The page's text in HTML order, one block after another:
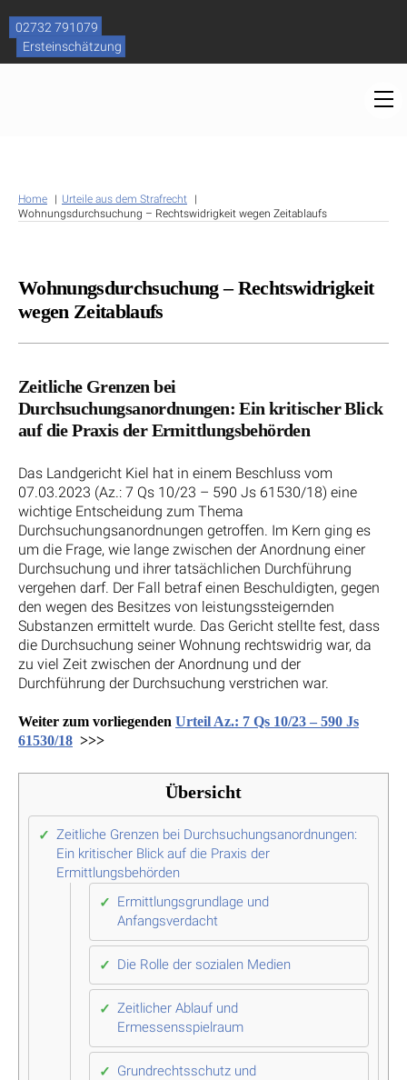
content
02732 791079
Ersteinschätzung
Home
Urteile aus dem Strafrecht
Wohnungsdurchsuchung – Rechtswidrigkeit wegen Zeitablaufs
Wohnungsdurchsuchung – Rechtswidrigkeit
wegen Zeitablaufs
Zeitliche Grenzen bei
Durchsuchungsanordnungen: Ein kritischer Blick
auf die Praxis der Ermittlungsbehörden
Das Landgericht Kiel hat in einem Beschluss vom
07.03.2023 (Az.: 7 Qs 10/23 – 590 Js 61530/18) eine
wichtige Entscheidung zum Thema
Durchsuchungsanordnungen getroffen. Im Kern ging es
um die Frage, wie lange zwischen der Anordnung einer
Durchsuchung und ihrer tatsächlichen Durchführung
vergehen darf. Der Fall betraf einen Beschuldigten, gegen
den wegen des Besitzes von leistungssteigernden
Substanzen ermittelt wurde. Das Gericht stellte fest, dass
die Durchsuchung seiner Wohnung rechtswidrig war, da
zu viel Zeit zwischen der Anordnung und der
Durchführung der Durchsuchung verstrichen war.
Weiter zum vorliegenden Urteil Az.: 7 Qs 10/23 – 590 Js
61530/18 >>>
Übersicht
Zeitliche Grenzen bei Durchsuchungsanordnungen:
Ein kritischer Blick auf die Praxis der
Ermittlungsbehörden
Ermittlungsgrundlage und
Anfangsverdacht
Die Rolle der sozialen Medien
Zeitlicher Ablauf und
Ermessensspielraum
Grundrechtsschutz und